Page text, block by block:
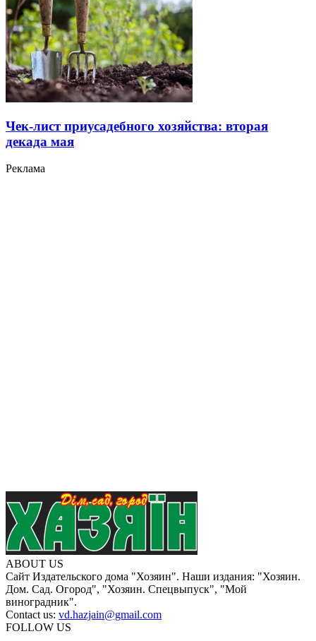
Чек-лист приусадебного хозяйства: вторая
декада мая
Реклама
ABOUT US
Сайт Издательского дома "Хозяин". Наши издания: "Хозяин.
Дом. Сад. Огород", "Хозяин. Спецвыпуск", "Мой
виноградник".
Contact us: vd.hazjain@gmail.com
FOLLOW US